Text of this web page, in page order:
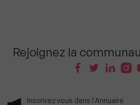
Rejoignez la
Inscrivez vous dans l'Annuaire